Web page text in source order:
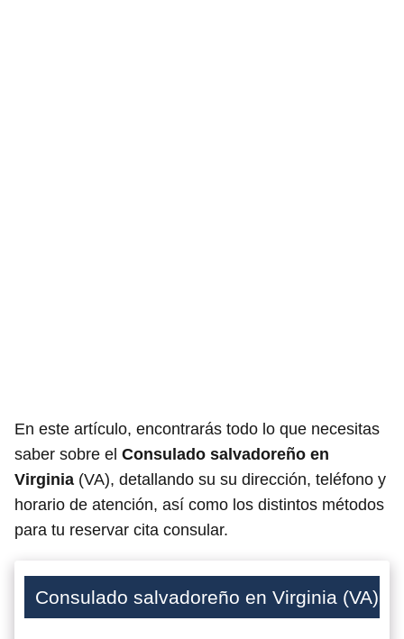
En este artículo, encontrarás todo lo que necesitas
saber sobre el Consulado salvadoreño en
Virginia (VA), detallando su su dirección, teléfono y
horario de atención, así como los distintos métodos
para tu reservar cita consular.
Consulado salvadoreño en Virginia (VA)